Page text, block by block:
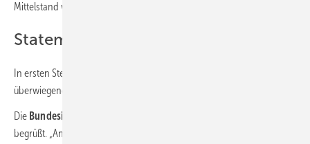
Mittelstand wollen wir stärken.“
Statements aus der Branche
In ersten Stellungnahmen wurde der vorgelegte Koalitionsvertrag
überwiegend positiv kommentiert:
Die Bundesingenieurkammer
begrüßt. „Angesichts der bevorstehenden großen Herausforderungen